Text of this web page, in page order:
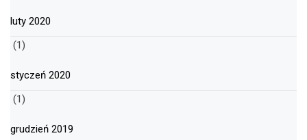
luty 2020
(1)
styczeń 2020
(1)
grudzień 2019